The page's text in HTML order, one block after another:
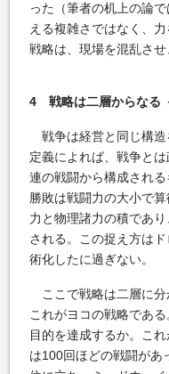
った（筆者の机上の論
える複雑さではなく、
戦略は、現場を混乱させ
4 戦略は二層からなる
戦争は経営と同じ構造
定義によれば、戦争と
連の戦闘から構成され
勝敗は戦闘力の大小で
力と物理諸力の積であ
される。この捉え方は
術化したに過ぎない。
ここで戦略は二層に分
これがヨコの戦略であ
目的を達成するか。こ
は100回ほどの戦闘があ